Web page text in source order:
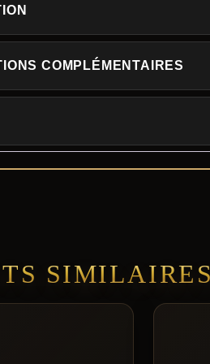
COMPLÉMENTAIRES